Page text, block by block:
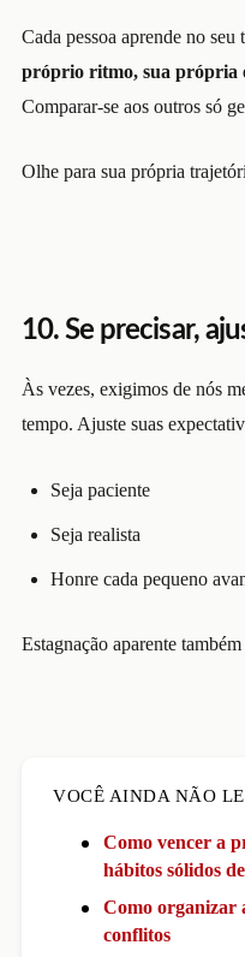
Cada pessoa aprende no
próprio ritmo, sua própria
Comparar-se aos outros só
Olhe para sua própria
10. Se precisar,
Às vezes, exigimos de nós
tempo. Ajuste suas
Seja paciente
Seja realista
Honre cada pequeno
Estagnação aparente
VOCÊ AINDA NÃO
Como vencer a
hábitos sólidos
Como organizar
conflitos